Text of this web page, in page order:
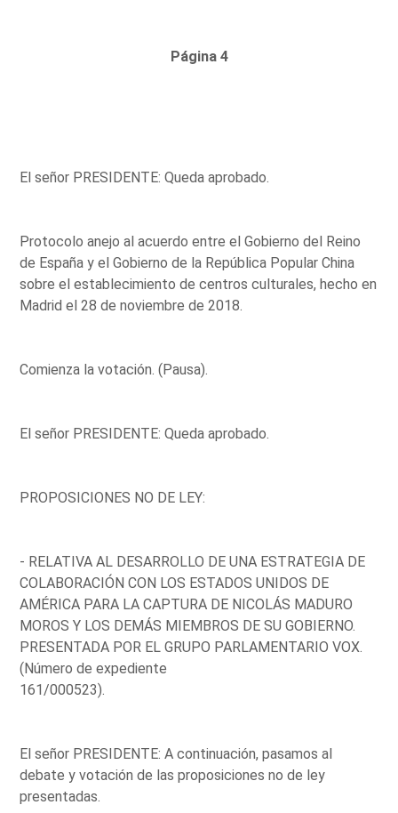
Página 4
El señor PRESIDENTE: Queda aprobado.
Protocolo anejo al acuerdo entre el Gobierno del Reino
de España y el Gobierno de la República Popular China
sobre el establecimiento de centros culturales, hecho en
Madrid el 28 de noviembre de 2018.
Comienza la votación. (Pausa).
El señor PRESIDENTE: Queda aprobado.
PROPOSICIONES NO DE LEY:
- RELATIVA AL DESARROLLO DE UNA ESTRATEGIA DE
COLABORACIÓN CON LOS ESTADOS UNIDOS DE
AMÉRICA PARA LA CAPTURA DE NICOLÁS MADURO
MOROS Y LOS DEMÁS MIEMBROS DE SU GOBIERNO.
PRESENTADA POR EL GRUPO PARLAMENTARIO VOX.
(Número de expediente
161/000523).
El señor PRESIDENTE: A continuación, pasamos al
debate y votación de las proposiciones no de ley
presentadas.